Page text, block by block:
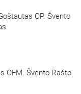
OP. Švento
OFM. Švento Rašto